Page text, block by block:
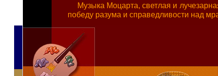
Музыка Моцарта, светлая и
победу разума и справедливости над